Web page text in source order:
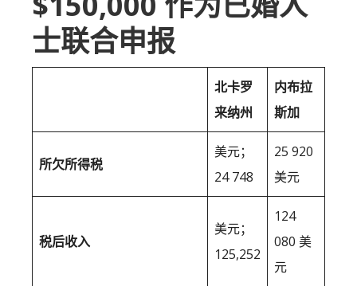
士联合申报
北卡罗
来纳州
内布拉
斯加
所欠所得税
美元；
24 748
25 920
美元
税后收入
美元；
125,252
124
080 美
元